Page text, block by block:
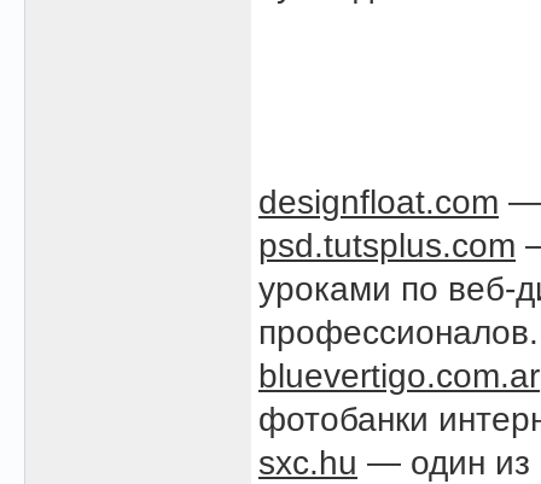
designfloat.com —
psd.tutsplus.com
уроками по веб-
профессионалов.
bluevertigo.com.ar
фотобанки
sxc.hu — один из